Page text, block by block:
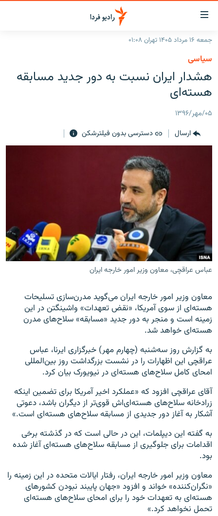
لینک‌های
قابلیت
دسترسی
بازگشت
اصلی
رفتن
صفحه
جستجو
ایران
برنامه‌های رادیویی
پادکست
چندرسانه‌ای
گزارش‌های تصویری
گزارش‌های ویدئویی
به ما بپیوندید
زبان‌های دیگر
جمعه ۱۶ مرداد ۱۴۰۵ تهران ۰۱:۰۸
سیاسی
هشدار ایران نسبت به دور جدید مسابقه
هسته‌ای
۰۵/مهر/۱۳۹۶
ارسال
دسترسی بدون فیلترشکن
عباس عراقچی، معاون وزیر امور خارجه ایران
معاون وزیر امور خارجه ایران می‌گوید مدرن‌سازی تسلیحات
هسته‌ای از سوی آمریکا، «نقض تعهدات» واشینگتن در این
زمینه است و منجر به دور جدید «مسابقه» سلاح‌های مدرن
هسته‌ای خواهد شد.
به گزارش روز سه‌شنبه (چهارم مهر) خبرگزاری ایرنا، عباس
عراقچی این اظهارات را در نشست بزرگداشت روز بین‌المللی
امحای کامل سلاح‌های هسته‌ای در نیویورک بیان کرد.
آقای عراقچی افزود که «عملکرد اخیر آمریکا برای تضمین اینکه
زرادخانه سلاح‌های هسته‌ای‌اش قوی‌تر از دیگران باشد، دعوتی
آشکار به آغاز دور جدیدی از مسابقه سلاح‌های هسته‌ای است.»
به گفته این دیپلمات، این در حالی است که در گذشته برخی
اقدامات برای جلوگیری از مسابقه سلاح‌های هسته‌ای آغاز شده
بود.
معاون وزیر امور خارجه ایران، رفتار ایالات متحده در این زمینه را
«نگران‌کننده» خواند و افزود «جهان پایبند نبودن کشورهای
هسته‌ای به تعهدات خود را برای امحای سلاح‌های هسته‌ای
تحمل نخواهد کرد.»